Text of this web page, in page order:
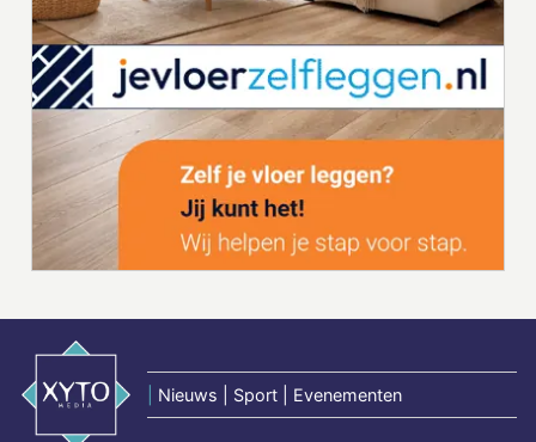
Nieuws | Sport | Evenementen